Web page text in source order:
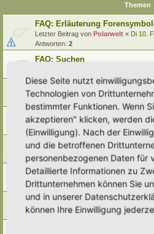
Themen
FAQ: Erläuterung
Letzter Beitrag von Polarwelt « Di 10.
Antworten: 2
FAQ: Suchen
FAQ: Entwürfe wiederfinden
Letzter Beitrag von Polarwelt «So 25.
FAQ: Direkt zu einem Beitrag
Letzter Beitrag von Polarwelt
FAQ: Zum letzten Beitrag
Letzter Beitrag von Polarwelt« Mi 21.
FAQ: Urheberrecht
Letzter Beitrag vonPolarwelt«Mo 5.
FAQ: Karte nach Regionen /
Letzter Beitrag vonpolarwelt «Do 1.
Diese Seite nutzt
Technologien von
bestimmter Funktionen. Wenn
akzeptieren" klicken, werden
(Einwilligung). Nach der
und die betroffenen
personenbezogenen Daten für
Detaillierte Informationen zu
Drittunternehmen können Sie
und in unserer
können Ihre Einwilligung